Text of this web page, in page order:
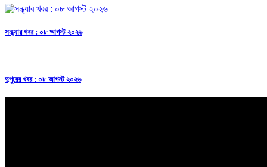
সন্ধ্যার খবর : ০৮ আগস্ট ২০২৬
দুপুরের খবর : ০৮ আগস্ট ২০২৬